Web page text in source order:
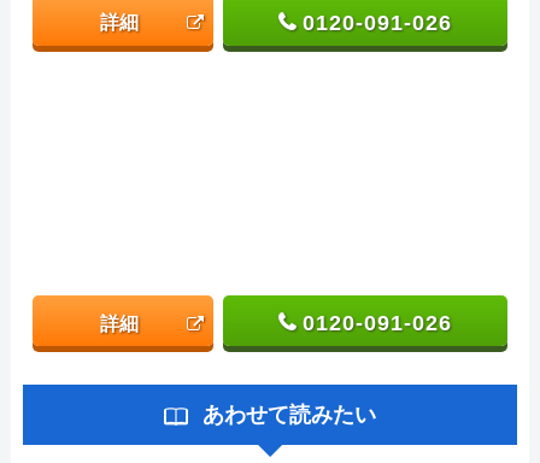
詳細 0120-091-026
詳細 0120-091-026
あわせて読みたい